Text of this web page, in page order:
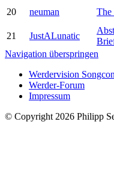
20 neuman The
21 JustALunatic
Navigation überspringen
Werdervision
Werder-Forum
Impressum
© Copyright 2026 Philipp